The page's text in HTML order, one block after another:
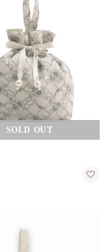
在庫切れ